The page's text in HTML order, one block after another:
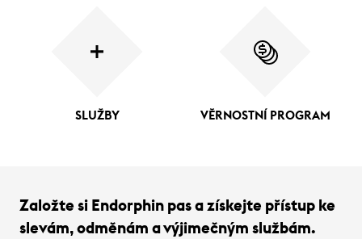
SLUŽBY VĚRNOSTNÍ PROGRAM
Založte si Endorphin pas a získejte přístup ke
slevám, odměnám a výjimečným službám.